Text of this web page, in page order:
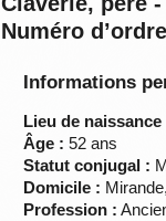
Numéro
Informations
Lieu de naissance
Âge : 52 ans
Statut conjugal :
Domicile :
Profession :